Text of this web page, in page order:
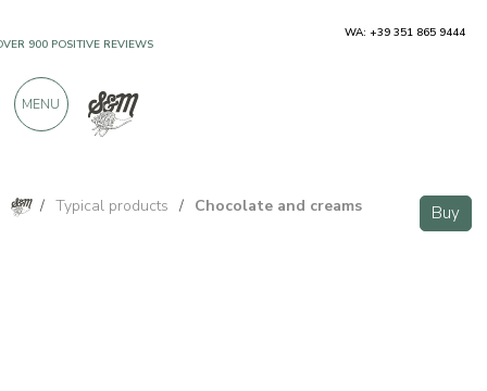
/ Typical products / Chocolate and creams Buy
WA: +39 351 865 9444
MENU